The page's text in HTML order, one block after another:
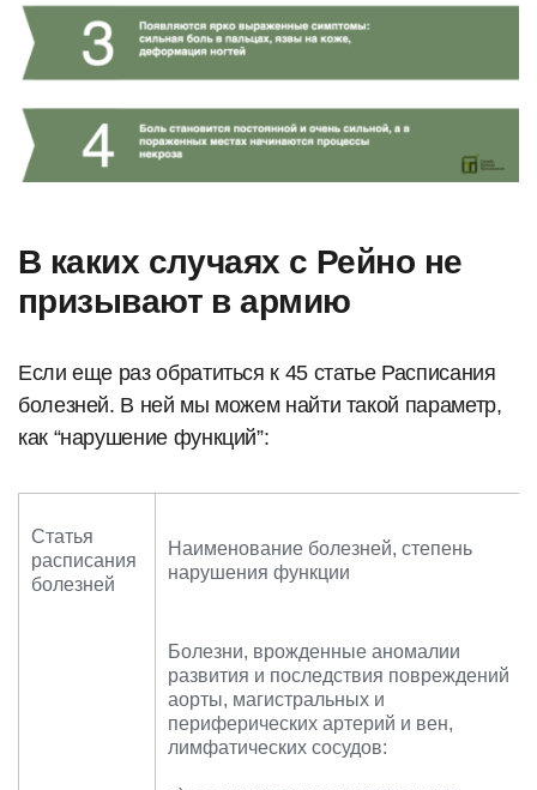
В каких случаях с Рейно не
призывают в армию
Если еще раз обратиться к 45 статье Расписания
болезней. В ней мы можем найти такой параметр,
как “нарушение функций”:
Статья
расписания
болезней
Наименование болезней, степень
нарушения функции
Болезни, врожденные аномалии
развития и последствия повреждений
аорты, магистральных и
периферических артерий и вен,
лимфатических сосудов: